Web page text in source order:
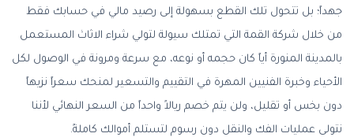
جهداً؛ بل تتحول تلك القطع بسهولة إلى رصيد مالي في حسابك فقط
من خلال شركة القمة التي تمتلك سيولة لتولي شراء الاثاث المستعمل
بالمدينة المنورة أياً كان حجمه أو نوعه، مع سرعة ومرونة في الوصول لكل
الأحياء وخبرة الفنيين المهرة في التقييم والتسعير لمنحك سعراً نزيهاً
دون بخس أو تقليل، ولن يتم خصم ريالاً واحداً من السعر النهائي لأننا
نتولى عمليات الفك والنقل دون رسوم لتستلم أموالك كاملةً.